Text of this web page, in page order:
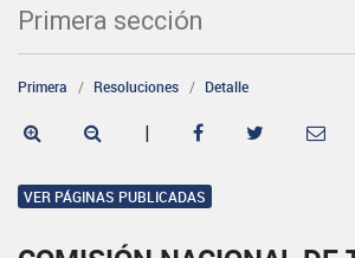
Primera sección
Primera Resoluciones Detalle
|
VER PÁGINAS PUBLICADAS